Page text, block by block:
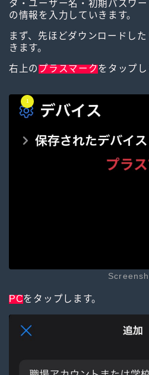
タ・ユーザー名・初期パスワ
の情報を入力していきます。
まず、先ほどダウンロードし
きます。
右上の プラスマークをタップし
PCをタップします。